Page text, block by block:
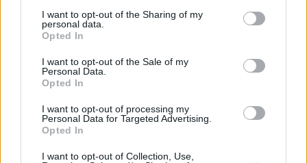
I want to opt-out of the Sharing of my
personal data.
Opted In
I want to opt-out of the Sale of my
Personal Data.
Opted In
I want to opt-out of processing my
Personal Data for Targeted Advertising.
Opted In
I want to opt-out of Collection, Use,
KEDVES OLVASÓNK!
A keresett cikk a portfolio.hu hírarchívumához
regisztrációhoz kötött.
Portfolio.hu teljes cikkarchívum
Kötéslisták: BÉT elmúlt 2 év napon belüli